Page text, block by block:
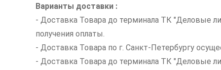
Варианты доставки :
- Доставка Товара до терминала ТК "Деловые
получения оплаты.
- Доставка Товара по г. Санкт-Петербургу
- Доставка Товара до терминала ТК "Деловые